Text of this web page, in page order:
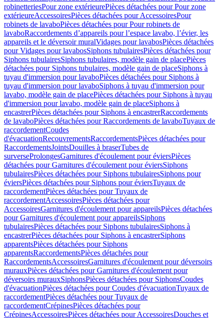
robinetteriesPour zone extérieurePièces détachées pour Pour zone
extérieureAccessoiresPièces détachées pour AccessoiresPour
robinets de lavaboPièces détachées pour Pour robinets de
lavaboRaccordements d’appareils pour l’espace lavabo, l’évier, les
appareils et le déversoir muralVidages pour lavabosPièces détachées
pour Vidages pour lavabosSiphons tubulairesPièces détachées pour
Siphons tubulairesSiphons tubulaires, modèle gain de placePièces
détachées pour Siphons tubulaires, modèle gain de placeSiphons à
tuyau d'immersion pour lavaboPièces détachées pour Siphons à
tuyau d'immersion pour lavaboSiphons à tuyau d'immersion pour
lavabo, modèle gain de placePièces détachées pour Siphons à tuyau
d'immersion pour lavabo, modèle gain de placeSiphons à
encastrerPièces détachées pour Siphons à encastrerRaccordements
de lavaboPièces détachées pour Raccordements de lavaboTuyaux de
raccordementCoudes
d'évacuationRecouvrementsRaccordementsPièces détachées pour
RaccordementsJointsDouilles à braserTubes de
surverseProlongesGarnitures d'écoulement pour éviersPièces
détachées pour Garnitures d'écoulement pour éviersSiphons
tubulairesPièces détachées pour Siphons tubulairesSiphons pour
éviersPièces détachées pour Siphons pour éviersTuyaux de
raccordementPièces détachées pour Tuyaux de
raccordementAccessoiresPièces détachées pour
AccessoiresGarnitures d'écoulement pour appareilsPièces détachées
pour Garnitures d'écoulement pour appareilsSiphons
tubulairesPièces détachées pour Siphons tubulairesSiphons à
encastrerPièces détachées pour Siphons à encastrerSiphons
apparentsPièces détachées pour Siphons
apparentsRaccordementsPièces détachées pour
RaccordementsAccessoiresGarnitures d'écoulement pour déversoirs
murauxPièces détachées pour Garnitures d'écoulement pour
déversoirs murauxSiphonsPièces détachées pour SiphonsCoudes
d'évacuationPièces détachées pour Coudes d'évacuationTuyaux de
raccordementPièces détachées pour Tuyaux de
raccordementCrépinesPièces détachées pour
CrépinesAccessoiresPièces détachées pour AccessoiresDouches et